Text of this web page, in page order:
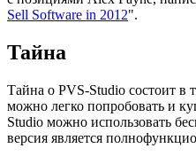
Sell Software in 2012".
Тайна
Тайна о PVS-Studio состоит в
можно легко попробовать и
Studio можно использовать
версия является